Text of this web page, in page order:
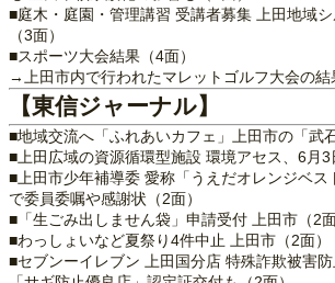
■庭木・庭園・管理講習 受講者募集 上田地域
（3面）
■スポーツ大会結果（4面）
→上田市内で行われたマレットゴルフ大会の結
【東信ジャーナル】
■地域交流へ「ふれあいカフェ」上田市の「武
■上田広域の資源循環型施設 環境アセス、6月3
■上田市少年補導委 愛称「うえだオレンジベス
で委員委嘱や感謝状（2面）
■「生ごみ出しません袋」申請受付 上田市（2面
■わっしょいなど夏祭り4件中止 上田市（2面）
■セブンーイレブン 上田国分店 特殊詐欺被害